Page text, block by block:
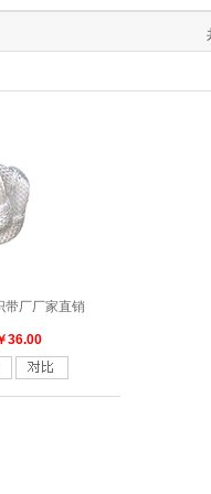
印029 158 164 168
带厂厂家直销
36.00